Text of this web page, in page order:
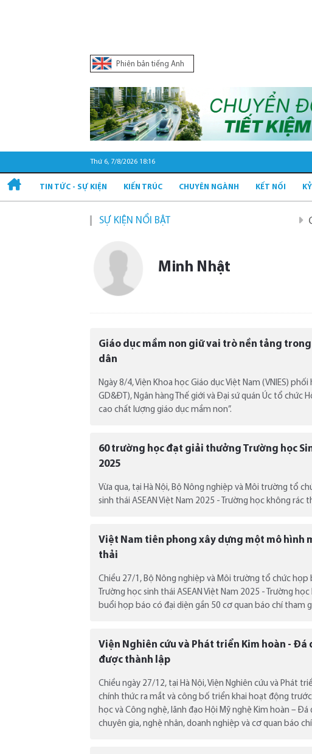
Phiên bản tiếng Anh
Thứ 6, 7/8/2026 18:16
TIN TỨC - SỰ KIỆN KIẾN TRÚC CHUYÊN NGÀNH KẾT NỐI
SỰ KIỆN NỔI BẬT Quy
Minh Nhật
Giáo dục mầm non giữ vai trò nền tảng
dân
Ngày 8/4, Viện Khoa học Giáo dục Việt Nam (VNIES)
GD&ĐT), Ngân hàng Thế giới và Đại sứ quán Úc tổ chức
cao chất lượng giáo dục mầm non”.
60 trường học đạt giải thưởng Trường học
2025
Vừa qua, tại Hà Nội, Bộ Nông nghiệp và Môi trường tổ
sinh thái ASEAN Việt Nam 2025 - Trường học không rác
Việt Nam tiên phong xây dựng một mô hình
thải
Chiều 27/1, Bộ Nông nghiệp và Môi trường tổ chức
Trường học sinh thái ASEAN Việt Nam 2025 - Trường
buổi họp báo có đại diện gần 50 cơ quan báo chí tham
Viện Nghiên cứu và Phát triển Kim hoàn - Đá
được thành lập
Chiều ngày 27/12, tại Hà Nội, Viện Nghiên cứu và Phát
chính thức ra mắt và công bố triển khai hoạt động trước
học và Công nghệ, lãnh đạo Hội Mỹ nghệ Kim hoàn – Đá
chuyên gia, nghệ nhân, doanh nghiệp và cơ quan báo